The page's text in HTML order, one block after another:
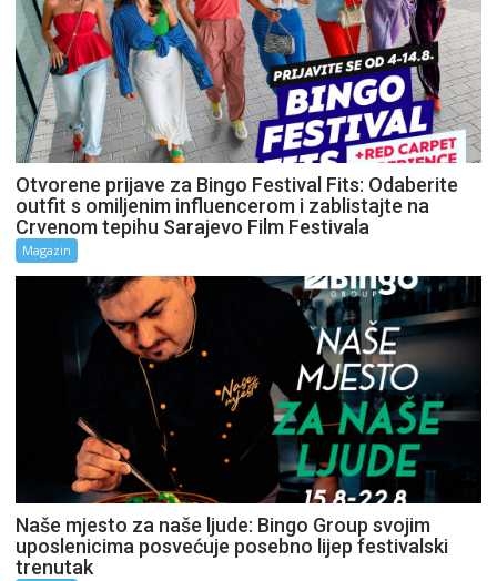
Otvorene prijave za Bingo Festival Fits: Odaberite
outfit s omiljenim influencerom i zablistajte na
Crvenom tepihu Sarajevo Film Festivala
Magazin
Naše mjesto za naše ljude: Bingo Group svojim
uposlenicima posvećuje posebno lijep festivalski
trenutak